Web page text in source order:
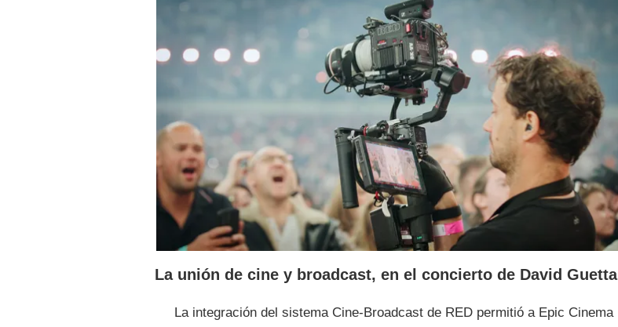
La unión de cine y broadcast, en el concierto de David Guetta
La integración del sistema Cine-Broadcast de RED permitió a Epic Cinema